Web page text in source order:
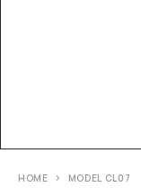
HOME MODEL CL07